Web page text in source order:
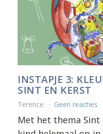
INSTAPJE 3:
SINT EN KERST
Terence Geen reacties
Met het thema Sint